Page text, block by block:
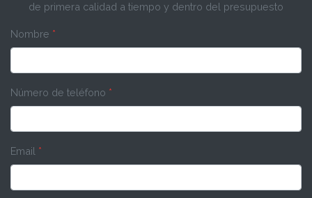
de primera calidad a tiempo y dentro del presupuesto
Nombre *
Número de teléfono *
Email *